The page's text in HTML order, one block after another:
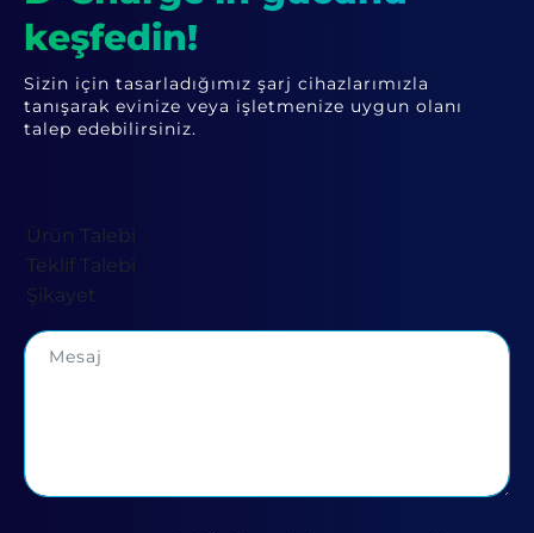
keşfedin!
Sizin için tasarladığımız şarj cihazlarımızla
tanışarak evinize veya işletmenize uygun olanı
talep edebilirsiniz.